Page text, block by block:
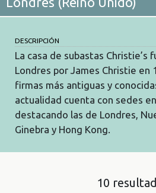
DESCRIPCIÓN
La casa de subastas Christie’s
Londres por James Christie en
firmas más antiguas y
actualidad cuenta con sedes en
destacando las de Londres,
Ginebra y Hong Kong.
10